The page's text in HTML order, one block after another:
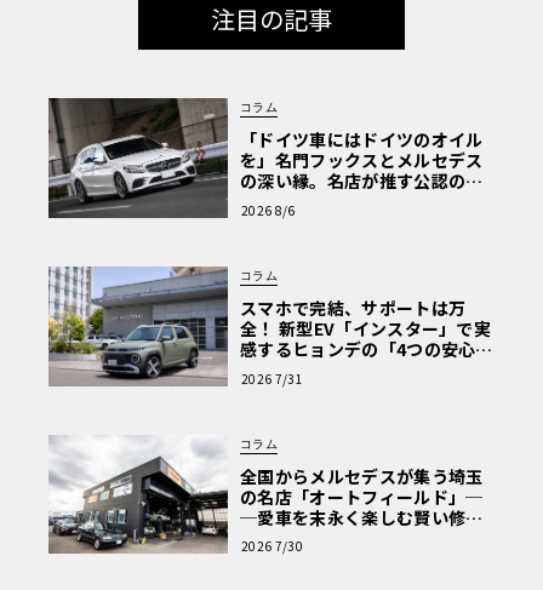
注目の記事
コラム
「ドイツ車にはドイツのオイル
を」名門フックスとメルセデス
の深い縁。名店が推す公認の安
心と、Cクラスで味わうシルキー
な走り〈PR〉
2026 8/6
コラム
スマホで完結、サポートは万
全！ 新型EV「インスター」で実
感するヒョンデの「4つの安心」
【第1回・ヒョンデ6つの疑問：
Why? Hyundai?】〈PR〉
2026 7/31
コラム
全国からメルセデスが集う埼玉
の名店「オートフィールド」─
─愛車を末永く楽しむ賢い修理
術と、プロがフックス製オイル
を選ぶ理由〈PR〉
2026 7/30